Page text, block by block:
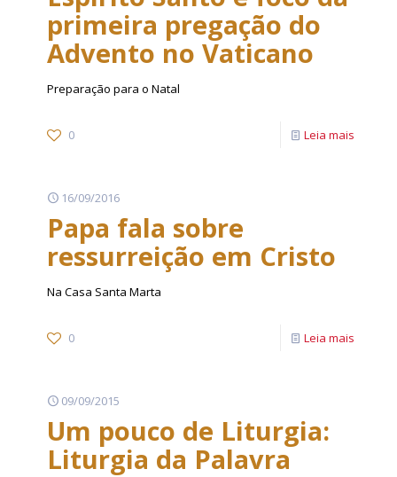
primeira pregação do
Advento no Vaticano
Preparação para o Natal
0 Leia mais
16/09/2016
Papa fala sobre
ressurreição em Cristo
Na Casa Santa Marta
0 Leia mais
09/09/2015
Um pouco de Liturgia:
Liturgia da Palavra